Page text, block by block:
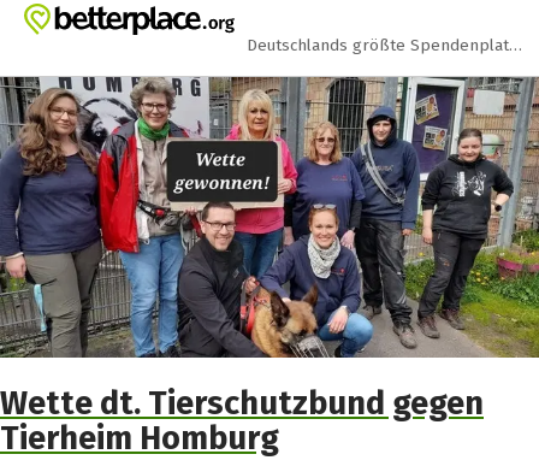
Zum Hauptinhalt springen
Erklärung zur Barrierefreiheit anzeigen
Deutschlands größte Spendenplattform
Wette dt. Tierschutzbund gegen
Tierheim Homburg